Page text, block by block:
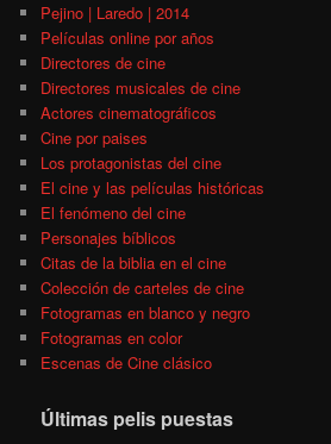
Pejino | Laredo | 2014
Películas online por años
Directores de cine
Directores musicales de cine
Actores cinematográficos
Cine por paises
Los protagonistas del cine
El cine y las películas históricas
El fenómeno del cine
Personajes bíblicos
Citas de la biblia en el cine
Colección de carteles de cine
Fotogramas en blanco y negro
Fotogramas en color
Escenas de Cine clásico
Últimas pelis puestas